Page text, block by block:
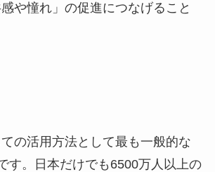
感や憧れ」の促進につなげること
の活用方法として最も一般的な
す。日本だけでも6500万人以上の